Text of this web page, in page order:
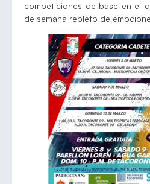
competiciones de base en el
de semana repleto de